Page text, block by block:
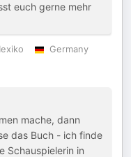
euch gerne mehr
Germany
mache, dann
das Buch - ich finde
Schauspielerin in